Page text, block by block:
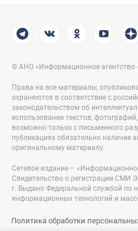
© АНО «Информационное агентство
Права на все материалы,
охраняются в соответствие с
законодательством об
использование текстов,
возможно только с письменного
публикациях обязательно наличие
оригинальному материалу.
Сетевое издание –
Свидетельство о регистрации СМИ
г. Выдано Федеральной службой по
информационных технологий и
Политика обработки